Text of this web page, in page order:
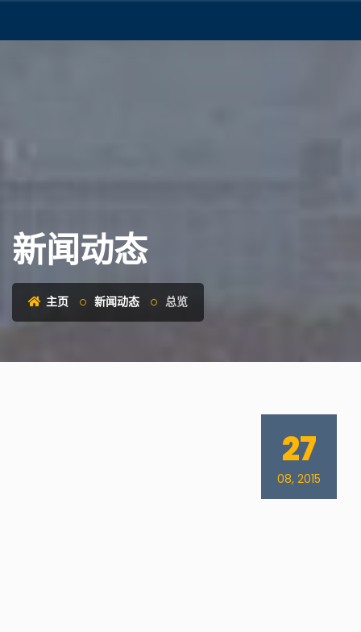
新闻动态
主页 新闻动态 总览
27
08, 2015